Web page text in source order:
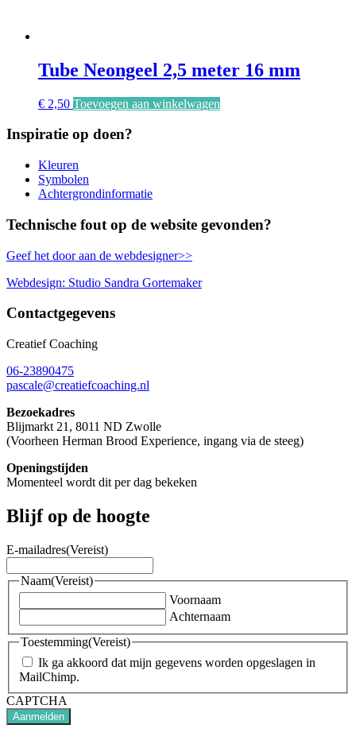
Tube Neongeel 2,5 meter 16 mm
€ 2,50 Toevoegen aan winkelwagen
Inspiratie op doen?
Kleuren
Symbolen
Achtergrondinformatie
Technische fout op de website gevonden?
Geef het door aan de webdesigner>>
Webdesign: Studio Sandra Gortemaker
Contactgegevens
Creatief Coaching
06-23890475
pascale@creatiefcoaching.nl
Bezoekadres
Blijmarkt 21, 8011 ND Zwolle
(Voorheen Herman Brood Experience, ingang via de steeg)
Openingstijden
Momenteel wordt dit per dag bekeken
Blijf op de hoogte
E-mailadres(Vereist)
Naam(Vereist)
Voornaam
Achternaam
Toestemming(Vereist)
Ik ga akkoord dat mijn gegevens worden opgeslagen in
MailChimp.
CAPTCHA
Aanmelden